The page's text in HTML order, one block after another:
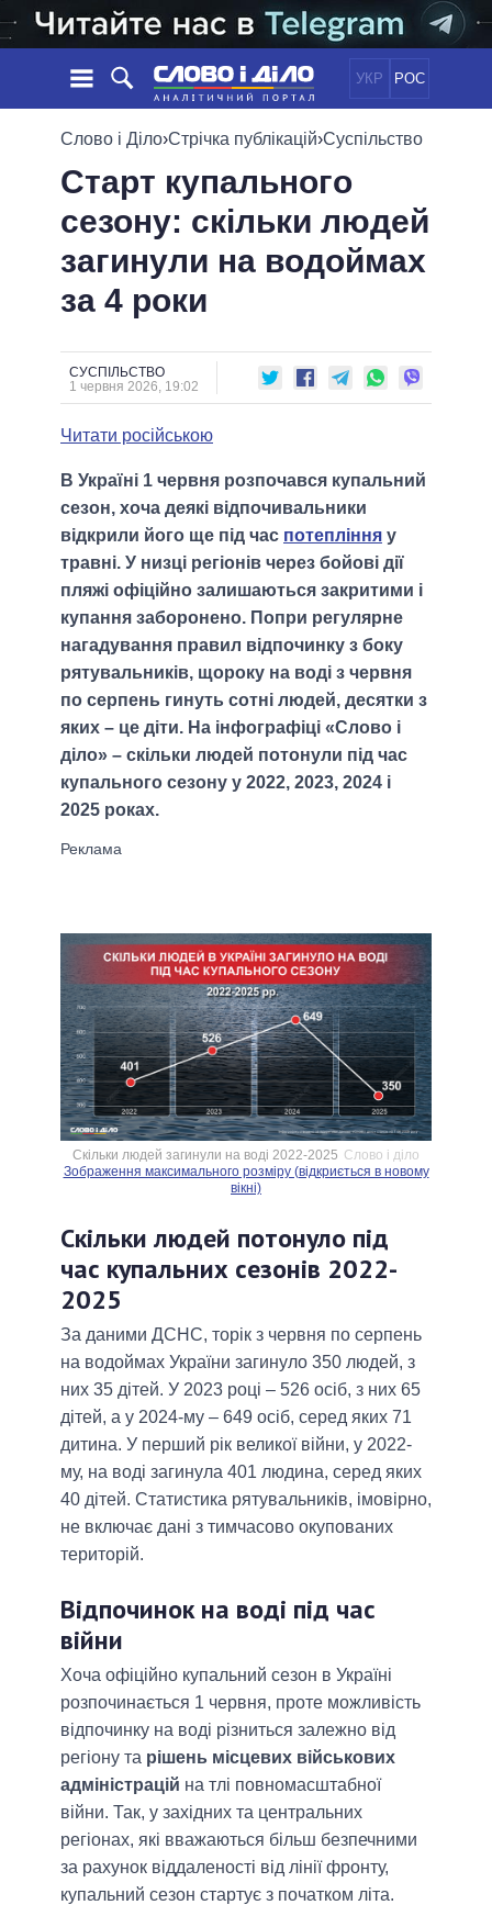
УКР РОС
НОВИНИ
СТРІЧКА
ПОДІЇ
СТАТТІ
ОГЛЯДИ
ДАЙДЖЕСТИ
ПОЛІТИКА
ЕКОНОМІКА
СУСПІЛЬСТВО
ОБIЦЯНКИ
ПОЛIТИКИ
УСІ ПОЛІТИКИ
ПРЕЗИДЕНТ І ОФІС
ВЕРХОВНА РАДА
КАБІНЕТ МІНІСТРІВ
МЕРИ МІСТ
ВСІ ПЕРСОНИ
ІНФОГРАФІКА
ПІДТРИМАТИ
ПОРІВНЯННЯ ПОЛІТИКІВ
Слово і Діло›Стрічка публікацій›Суспільство
Старт купального
сезону: скільки людей
загинули на водоймах
за 4 роки
СУСПІЛЬСТВО
1 червня 2026, 19:02
Читати російською
В Україні 1 червня розпочався купальний
сезон, хоча деякі відпочивальники
відкрили його ще під час потепління у
травні. У низці регіонів через бойові дії
пляжі офіційно залишаються закритими і
купання заборонено. Попри регулярне
нагадування правил відпочинку з боку
рятувальників, щороку на воді з червня
по серпень гинуть сотні людей, десятки з
яких – це діти. На інфографіці «Слово і
діло» – скільки людей потонули під час
купального сезону у 2022, 2023, 2024 і
2025 роках.
Скільки людей загинули на воді 2022-2025 Слово і діло
Зображення максимального розміру (відкриється в новому
вікні)
Скільки людей потонуло під
час купальних сезонів 2022-
2025
За даними ДСНС, торік з червня по серпень
на водоймах України загинуло 350 людей, з
них 35 дітей. У 2023 році – 526 осіб, з них 65
дітей, а у 2024-му – 649 осіб, серед яких 71
дитина. У перший рік великої війни, у 2022-
му, на воді загинула 401 людина, серед яких
40 дітей. Статистика рятувальників, імовірно,
не включає дані з тимчасово окупованих
територій.
Відпочинок на воді під час
війни
Хоча офіційно купальний сезон в Україні
розпочинається 1 червня, проте можливість
відпочинку на воді різниться залежно від
регіону та рішень місцевих військових
адміністрацій на тлі повномасштабної
війни. Так, у західних та центральних
регіонах, які вважаються більш безпечними
за рахунок віддаленості від лінії фронту,
купальний сезон стартує з початком літа.